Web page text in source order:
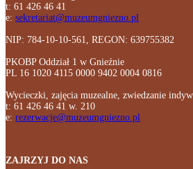
t: 61 426 46 41
e: sekretariat@muzeumgniezno.pl
NIP: 784-10-10-561, REGON: 639755382
PKOBP Oddział 1 w Gnieźnie
PL 16 1020 4115 0000 9402 0004 0816
Wycieczki, zajęcia muzealne, zwiedzanie
t: 61 426 46 41 w. 210
e: rezerwacje@muzeumgniezno.pl
ZAJRZYJ DO NAS